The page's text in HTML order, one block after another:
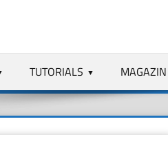
TUTORIALS MAGAZIN